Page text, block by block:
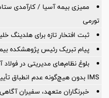
ممیزی بیمه آسیا / کارآمدی
تورمی
ثبت افتخار تازه برای هلدینگ
پیام تبریک رئیس پژوهشکده
بلوغ نظام‌های مدیریتی در فولاد
IMS بدون هیچ‌گونه عدم انطباق تأیید شد
خبرنگاران متعهد، سفیران